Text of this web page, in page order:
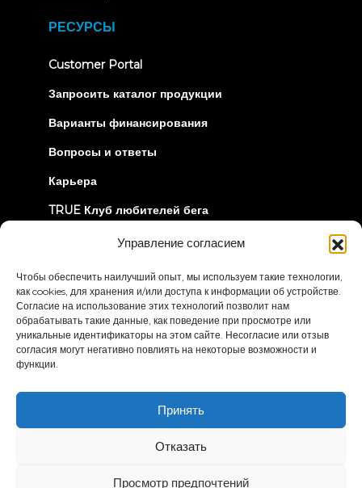
Управление согласием
Чтобы обеспечить наилучший опыт, мы используем такие технологии,
как cookies, для хранения и/или доступа к информации об устройстве.
Согласие на использование этих технологий позволит нам
обрабатывать такие данные, как поведение при просмотре или
уникальные идентификаторы на этом сайте. Несогласие или отзыв
согласия могут негативно повлиять на некоторые возможности и
функции.
Принять
Отказать
Просмотр предпочтений
РЕСУРСЫ
Customer Portal(opens
new
Запросить каталог продукции
Варианты финансирования
Вопросы и ответы
Карьера
TRUE Клуб любителей бега
Информация об отзыве
ДАВАЙТЕ СОЕДИНИМСЯ
© 2026 True Fitness. All Rights Reserved
Политика
Условия и положения
Заявление о доступности